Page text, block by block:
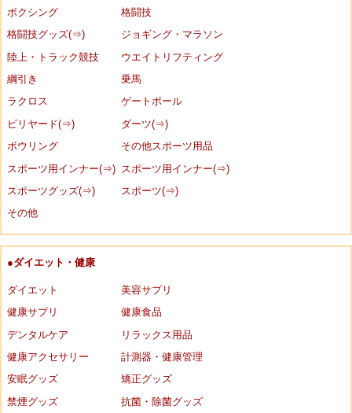
ボクシング
格闘技
格闘技グッズ(⇒)
ジョギング・マラソン
陸上・トラック競技
ウエイトリフティング
綱引き
乗馬
ラクロス
ゲートボール
ビリヤード(⇒)
ダーツ(⇒)
ボウリング
その他スポーツ用品
スポーツ用インナー(⇒)
スポーツ用インナー(⇒)
スポーツグッズ(⇒)
スポーツ(⇒)
その他
●ダイエット・健康
ダイエット
美容サプリ
健康サプリ
健康食品
デンタルケア
リラックス用品
健康アクセサリー
計測器・健康管理
安眠グッズ
矯正グッズ
禁煙グッズ
抗菌・除菌グッズ